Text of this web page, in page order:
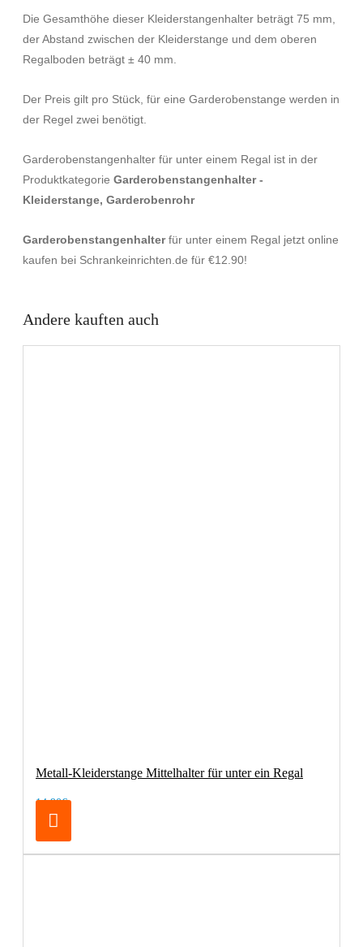
Die Gesamthöhe dieser Kleiderstangenhalter beträgt 75 mm,
der Abstand zwischen der Kleiderstange und dem oberen
Regalboden beträgt ± 40 mm.
Der Preis gilt pro Stück, für eine Garderobenstange werden in
der Regel zwei benötigt.
Garderobenstangenhalter für unter einem Regal ist in der
Produktkategorie Garderobenstangenhalter -
Kleiderstange, Garderobenrohr
Garderobenstangenhalterfür unter einem Regal jetzt online
kaufen bei Schrankeinrichten.de für €12.90!
Andere kauften auch
Metall-Kleiderstange Mittelhalter für unter ein Regal
14,90€